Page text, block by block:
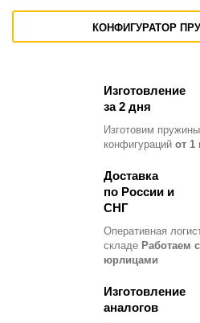
КОНФИГУРАТОР
Изготовление
за 2 дня
Изготовим
конфигураций от 1
Доставка
по России и
СНГ
Оперативная
складе Работаем
юрлицами
Изготовление
аналогов